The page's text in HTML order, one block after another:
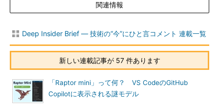
関連情報
Deep Insider Brief ― 技術の“今”にひと言コメント 連載一覧
新しい連載記事が 57 件あります
「Raptor mini」って何？ VS CodeのGitHub
Copilotに表示される謎モデル